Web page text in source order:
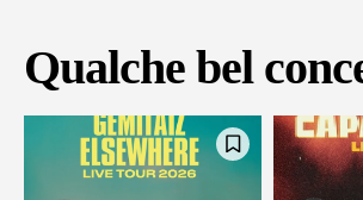
Qualche bel